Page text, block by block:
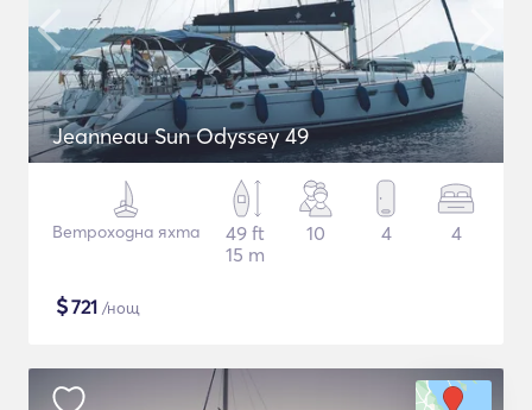
Jeanneau Sun Odyssey 49
Ветроходна яхта
49 ft
15 m
10 4 4
$721 /нощ